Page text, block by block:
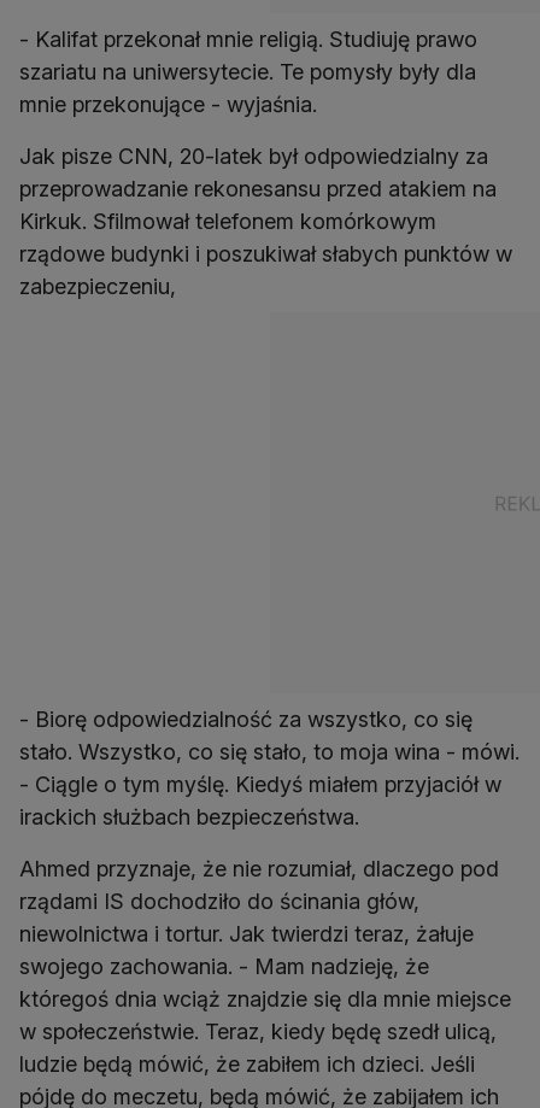
- Kalifat przekonał mnie religią. Studiuję prawo
szariatu na uniwersytecie. Te pomysły były dla
mnie przekonujące - wyjaśnia.
Jak pisze CNN, 20-latek był odpowiedzialny za
przeprowadzanie rekonesansu przed atakiem na
Kirkuk. Sfilmował telefonem komórkowym
rządowe budynki i poszukiwał słabych punktów w
zabezpieczeniu,
- Biorę odpowiedzialność za wszystko, co się
stało. Wszystko, co się stało, to moja wina - mówi.
- Ciągle o tym myślę. Kiedyś miałem przyjaciół w
irackich służbach bezpieczeństwa.
Ahmed przyznaje, że nie rozumiał, dlaczego pod
rządami IS dochodziło do ścinania głów,
niewolnictwa i tortur. Jak twierdzi teraz, żałuje
swojego zachowania. - Mam nadzieję, że
któregoś dnia wciąż znajdzie się dla mnie miejsce
w społeczeństwie. Teraz, kiedy będę szedł ulicą,
ludzie będą mówić, że zabiłem ich dzieci. Jeśli
pójdę do meczetu, będą mówić, że zabijałem ich